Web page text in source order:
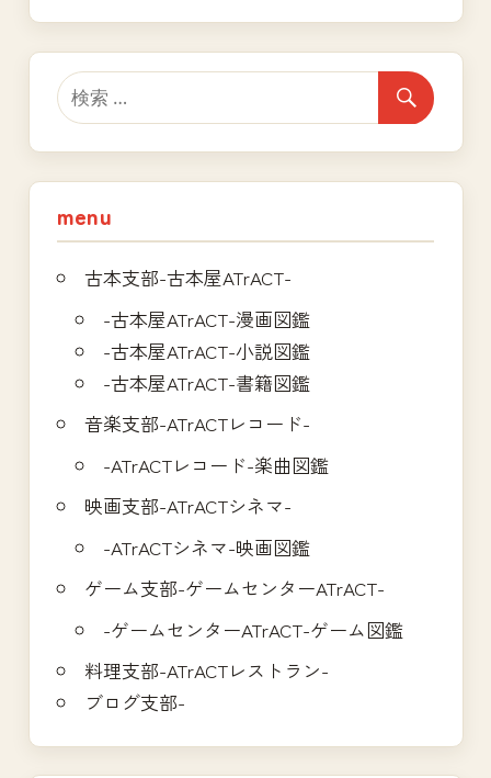
ゲ
ー
シ
ョ
menu
古本支部-古本屋ATrACT-
-古本屋ATrACT-漫画図鑑
-古本屋ATrACT-小説図鑑
-古本屋ATrACT-書籍図鑑
音楽支部-ATrACTレコード-
-ATrACTレコード-楽曲図鑑
映画支部-ATrACTシネマ-
-ATrACTシネマ-映画図鑑
ゲーム支部-ゲームセンターATrACT-
-ゲームセンターATrACT-ゲーム図鑑
料理支部-ATrACTレストラン-
ブログ支部-